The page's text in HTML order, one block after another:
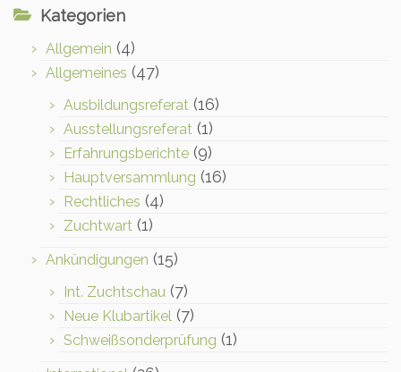
Kategorien
Allgemein (4)
Allgemeines (47)
Ausbildungsreferat (16)
Ausstellungsreferat (1)
Erfahrungsberichte (9)
Hauptversammlung (16)
Rechtliches (4)
Zuchtwart (1)
Ankündigungen (15)
Int. Zuchtschau (7)
Neue Klubartikel (7)
Schweißsonderprüfung (1)